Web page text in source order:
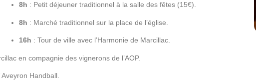
8h : Petit déjeuner traditionnel à la salle des fêtes (15€).
8h : Marché traditionnel sur la place de l’église.
16h : Tour de ville avec l’Harmonie de Marcillac.
en compagnie des vignerons de l’AOP.
Handball.